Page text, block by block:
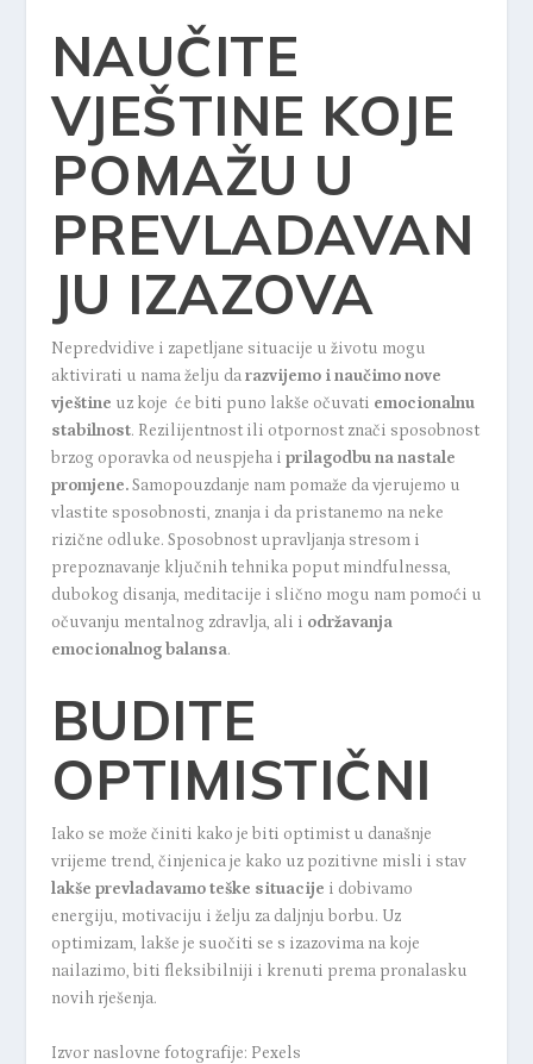
NAUČITE
VJEŠTINE KOJE
POMAŽU U
PREVLADAVAN
JU IZAZOVA
Nepredvidive i zapetljane situacije u životu mogu
aktivirati u nama želju darazvijemo i naučimo nove
vještine uz koje će biti puno lakše očuvati emocionalnu
stabilnost. Rezilijentnost ili otpornost znači sposobnost
brzog oporavka od neuspjeha i prilagodbu na nastale
promjene.Samopouzdanje nam pomaže da vjerujemo u
vlastite sposobnosti, znanja i da pristanemo na neke
rizične odluke. Sposobnost upravljanja stresom i
prepoznavanje ključnih tehnika poput mindfulnessa,
dubokog disanja, meditacije i slično mogu nam pomoći u
očuvanju mentalnog zdravlja, ali i održavanja
emocionalnog balansa.
BUDITE
OPTIMISTIČNI
Iako se može činiti kako je biti optimist u današnje
vrijeme trend, činjenica je kako uz pozitivne misli i stav
lakše prevladavamo teške situacije i dobivamo
energiju, motivaciju i želju za daljnju borbu. Uz
optimizam, lakše je suočiti se s izazovima na koje
nailazimo, biti fleksibilniji i krenuti prema pronalasku
novih rješenja.
Izvor naslovne fotografije: Pexels